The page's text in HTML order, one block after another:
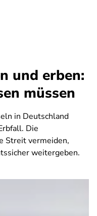
und erben:
müssen
in Deutschland
Die
Streit vermeiden,
weitergeben.